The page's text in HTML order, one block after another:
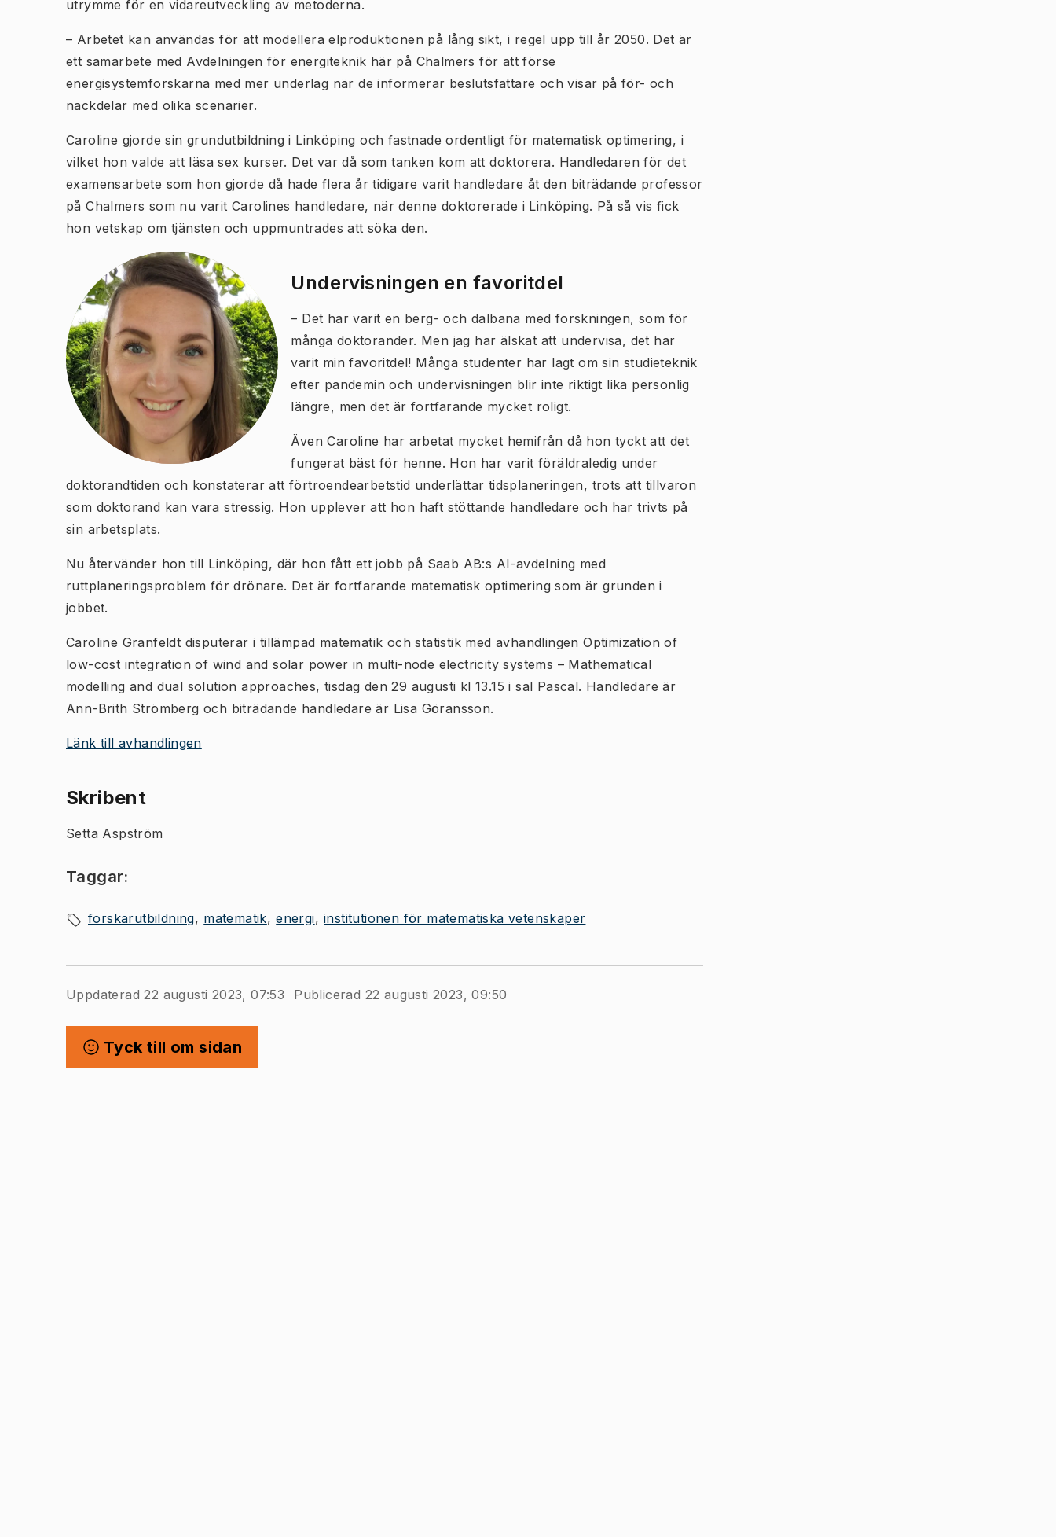
utrymme för en vidareutveckling av metoderna.
– Arbetet kan användas för att modellera elproduktionen på lång sikt, i regel upp till år 2050. Det är
ett samarbete med Avdelningen för energiteknik här på Chalmers för att förse
energisystemforskarna med mer underlag när de informerar beslutsfattare och visar på för- och
nackdelar med olika scenarier.
Caroline gjorde sin grundutbildning i Linköping och fastnade ordentligt för matematisk optimering, i
vilket hon valde att läsa sex kurser. Det var då som tanken kom att doktorera. Handledaren för det
examensarbete som hon gjorde då hade flera år tidigare varit handledare åt den biträdande professor
på Chalmers som nu varit Carolines handledare, när denne doktorerade i Linköping. På så vis fick
hon vetskap om tjänsten och uppmuntrades att söka den.
Undervisningen en favoritdel
– Det har varit en berg- och dalbana med forskningen, som för
många doktorander. Men jag har älskat att undervisa, det har
varit min favoritdel! Många studenter har lagt om sin studieteknik
efter pandemin och undervisningen blir inte riktigt lika personlig
längre, men det är fortfarande mycket roligt.
Även Caroline har arbetat mycket hemifrån då hon tyckt att det
fungerat bäst för henne. Hon har varit föräldraledig under
doktorandtiden och konstaterar att förtroendearbetstid underlättar tidsplaneringen, trots att tillvaron
som doktorand kan vara stressig. Hon upplever att hon haft stöttande handledare och har trivts på
sin arbetsplats.
Nu återvänder hon till Linköping, där hon fått ett jobb på Saab AB:s AI-avdelning med
ruttplaneringsproblem för drönare. Det är fortfarande matematisk optimering som är grunden i
jobbet.
Caroline Granfeldt disputerar i tillämpad matematik och statistik med avhandlingen Optimization of
low-cost integration of wind and solar power in multi-node electricity systems – Mathematical
modelling and dual solution approaches, tisdag den 29 augusti kl 13.15 i sal Pascal. Handledare är
Ann-Brith Strömberg och biträdande handledare är Lisa Göransson.
Länk till avhandlingen
Skribent
Setta Aspström
Taggar:
forskarutbildning matematik energi institutionen för matematiska vetenskaper
Uppdaterad 22 augusti 2023, 07:53 Publicerad 22 augusti 2023, 09:50
Tyck till om sidan